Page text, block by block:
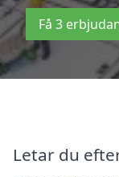
Få 3
Letar du